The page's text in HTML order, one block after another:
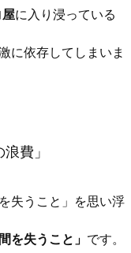
に入り浸っている
に依存してしまいま
費」
失うこと」を思い浮
を失うこと」 です。